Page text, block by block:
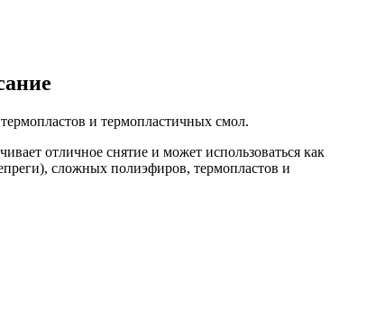
и термопластичных смол.
отличное снятие и может использоваться как
сложных полиэфиров, термопластов и